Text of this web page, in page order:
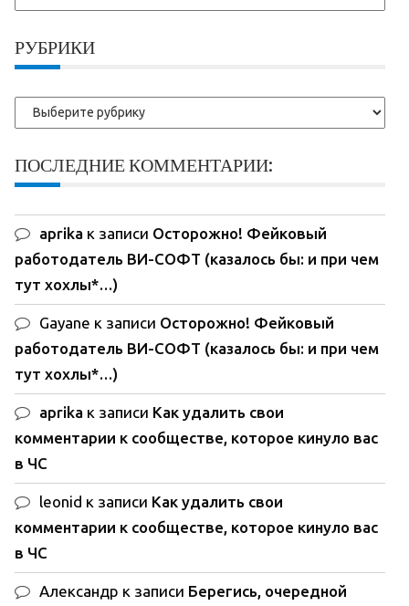
ранние
РУБРИКИ
Рубрики
ПОСЛЕДНИЕ КОММЕНТАРИИ:
aprika к записи Осторожно! Фейковый
работодатель ВИ-СОФТ (казалось бы: и при чем
тут хохлы*…)
Gayane к записи Осторожно! Фейковый
работодатель ВИ-СОФТ (казалось бы: и при чем
тут хохлы*…)
aprika к записи Как удалить свои
комментарии к сообществе, которое кинуло вас
в ЧС
leonid к записи Как удалить свои
комментарии к сообществе, которое кинуло вас
в ЧС
Александр к записи Берегись, очередной